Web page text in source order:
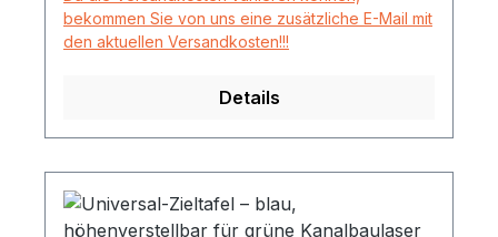
bekommen Sie von uns eine zusätzliche E-Mail mit
den aktuellen Versandkosten!!!
Details